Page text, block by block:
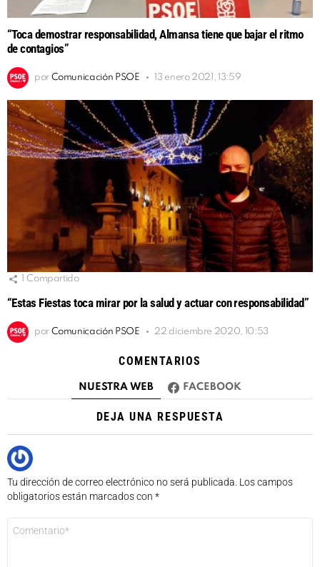
“Toca demostrar responsabilidad, Almansa tiene que bajar el ritmo
de contagios”
por Comunicación PSOE 13 enero 2021, 13:59
Compartido
“Estas Fiestas toca mirar por la salud y actuar con responsabilidad”
por Comunicación PSOE 22 diciembre 2020, 10:53
COMENTARIOS
NUESTRA WEB FACEBOOK
DEJA UNA RESPUESTA
Tu dirección de correo electrónico no será publicada. Los campos
obligatorios están marcados con *